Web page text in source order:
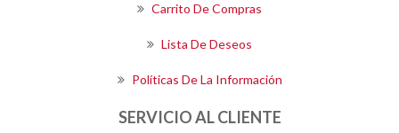
Carrito De Compras
Lista De Deseos
Políticas De La Información
SERVICIO AL CLIENTE